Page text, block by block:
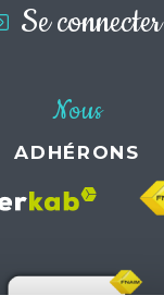
Se connecter
Nous
ADHÉRONS